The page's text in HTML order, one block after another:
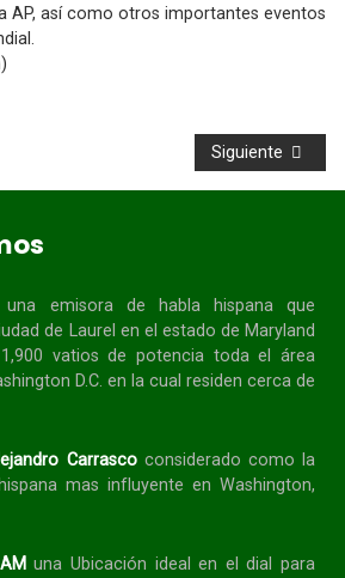
AP, así como otros importantes eventos
Siguiente
emisora de habla hispanaque
de Laurel en el estado de Maryland
vatios de potencia toda el área
D.C. en la cual residen cerca de
Carrascoconsiderado como la
hispana mas influyente en Washington,
una Ubicación ideal en el dial para